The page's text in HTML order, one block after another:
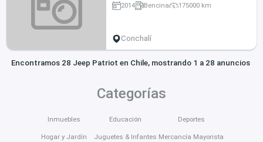
2014 Bencina 175000 km
Conchalí
Encontramos 28 Jeep Patriot en Chile, mostrando 1 a 28 anuncios
Categorías
Inmuebles
Hogar y Jardín
Educación
Juguetes & Infantes
Deportes
Mercancía Mayorista